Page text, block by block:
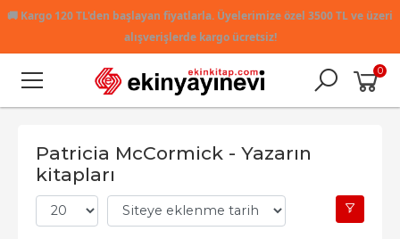
🚚 Kargo 120 TL'den başlayan fiyatlarla. Üyelerimize özel 3500 TL ve üzeri
alışverişlerde kargo ücretsiz!
0
Patricia McCormick - Yazarın
kitapları